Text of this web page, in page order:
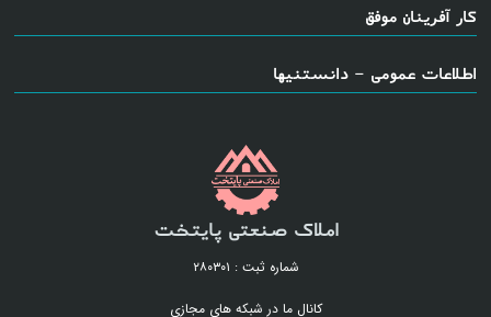
کار آفرینان موفق
اطلاعات عمومی - دانستنیها
املاک صنعتی پایتخت
شماره ثبت : ۲۸۰۳۰۱
کانال ما در شبکه های مجازی